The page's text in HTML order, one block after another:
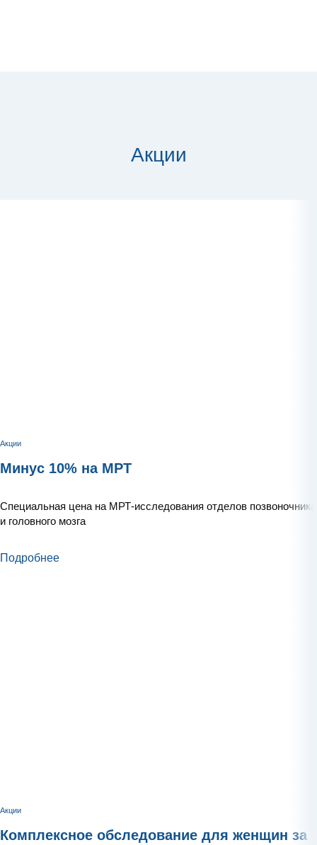
Акции
Акции
Минус 10% на МРТ
Специальная цена на МРТ-исследования отделов позвоночника
и головного мозга
Подробнее
Акции
Комплексное обследование для женщин за